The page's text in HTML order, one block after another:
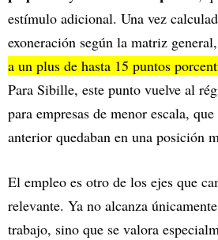
estímulo adicional. Una vez
exoneración según la matriz general,
a un plus de hasta 15 puntos
Para Sibille, este punto vuelve al
para empresas de menor escala,
anterior quedaban en una posición
El empleo es otro de los ejes que
relevante. Ya no alcanza
trabajo, sino que se valora